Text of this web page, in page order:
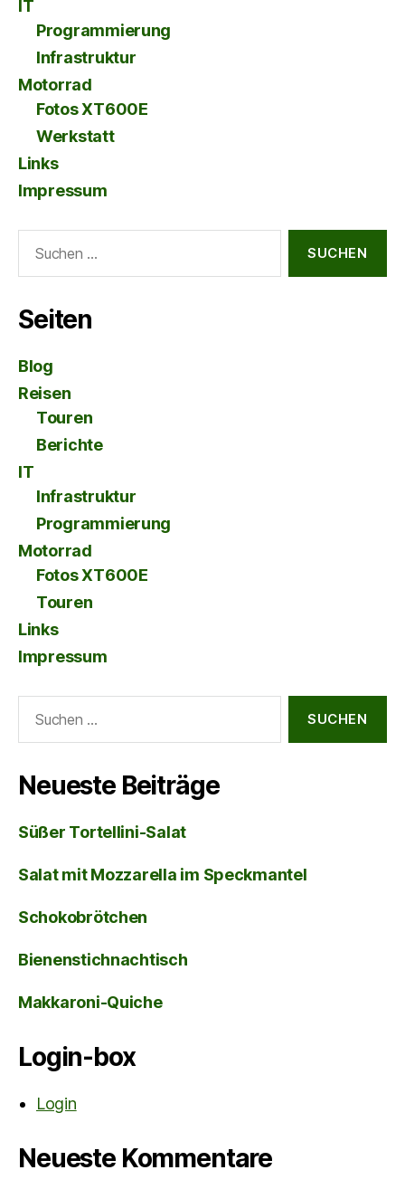
IT
Programmierung
Infrastruktur
Motorrad
Fotos XT600E
Werkstatt
Links
Impressum
nach:
Seiten
Blog
Reisen
Touren
Berichte
IT
Infrastruktur
Programmierung
Motorrad
Fotos XT600E
Touren
Links
Impressum
nach:
Neueste Beiträge
Süßer Tortellini-Salat
Salat mit Mozzarella im Speckmantel
Schokobrötchen
Bienenstichnachtisch
Makkaroni-Quiche
Login-box
Login
Neueste Kommentare